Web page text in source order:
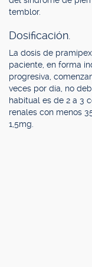
temblor.
Dosificación.
La dosis de
paciente, en forma
progresiva,
veces por día, no
habitual es de 2 a 3
renales con menos
1,5mg.